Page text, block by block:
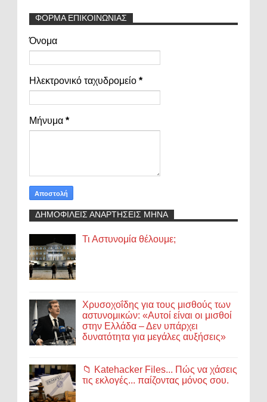
ΦΟΡΜΑ ΕΠΙΚΟΙΝΩΝΙΑΣ
Όνομα
Ηλεκτρονικό ταχυδρομείο *
Μήνυμα *
ΔΗΜΟΦΙΛΕΙΣ ΑΝΑΡΤΗΣΕΙΣ ΜΗΝΑ
Τι Αστυνομία θέλουμε;
Χρυσοχοΐδης για τους μισθούς των
αστυνομικών: «Αυτοί είναι οι μισθοί
στην Ελλάδα – Δεν υπάρχει
δυνατότητα για μεγάλες αυξήσεις»
📁 Katehacker Files... Πώς να χάσεις
τις εκλογές... παίζοντας μόνος σου.